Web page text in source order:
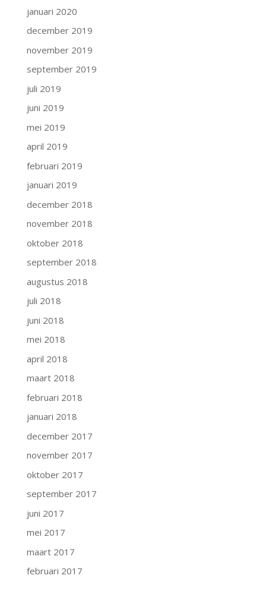
januari 2020
december 2019
november 2019
september 2019
juli 2019
juni 2019
mei 2019
april 2019
februari 2019
januari 2019
december 2018
november 2018
oktober 2018
september 2018
augustus 2018
juli 2018
juni 2018
mei 2018
april 2018
maart 2018
februari 2018
januari 2018
december 2017
november 2017
oktober 2017
september 2017
juni 2017
mei 2017
maart 2017
februari 2017